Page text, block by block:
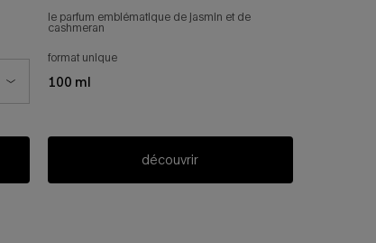
le parfum emblématique de jasmin et de
cashmeran
format uniquepour la recharge alien eau de parfum
100 ml
découvrir